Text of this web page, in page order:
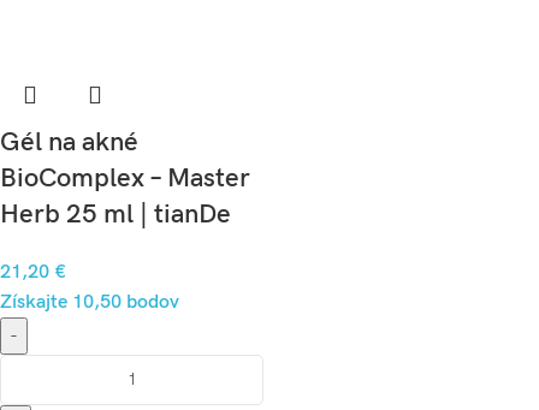
Gél na akné
BioComplex – Master
Herb 25 ml | tianDe
21,20 €
Získajte 10,50 bodov
-